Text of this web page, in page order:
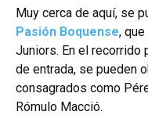
Muy cerca de aquí, se
Pasión Boquense,
Juniors. En el recorrido
de entrada, se pueden
consagrados como
Rómulo Macció.